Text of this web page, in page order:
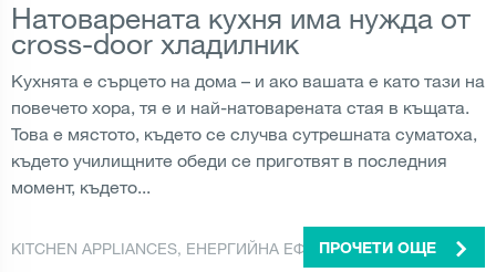
Натоварената кухня има нужда от
cross-door хладилник
Кухнята е сърцето на дома – и ако вашата е като тази на
повечето хора, тя е и най-натоварената стая в къщата.
Това е мястото, където се случва сутрешната суматоха,
където училищните обеди се приготвят в последния
момент, където...
KITCHEN APPLIANCES, ЕНЕРГИЙНА ЕФЕКТИВНОСТ ,ФРИЗЕР
ПРОЧЕТИ ОЩЕ